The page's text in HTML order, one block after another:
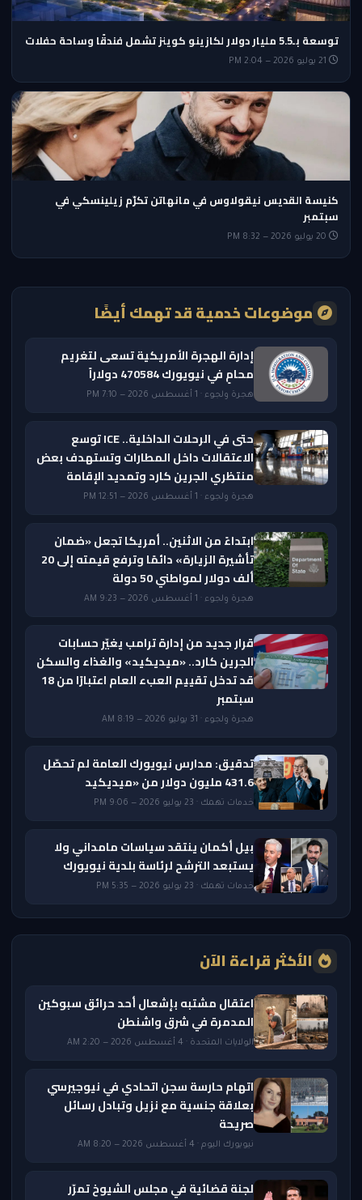
توسعة بـ5.5 مليار دولار لكازينو كوينز تشمل فندقًا وساحة حفلات
كنيسة القديس نيقولاوس في مانهاتن تكرّم زيلينسكي في
سبتمبر
موضوعات خدمية قد تهمك أيضًا
إدارة الهجرة الأمريكية تسعى لتغريم
محامٍ في نيويورك 470584 دولاراً
هجرة ولجوء · 1 أغسطس 2026 — 7:10 PM
حتى في الرحلات الداخلية.. ICE توسع
الاعتقالات داخل المطارات وتستهدف بعض
منتظري الجرين كارد وتمديد الإقامة
هجرة ولجوء · 1 أغسطس 2026 — 12:51 PM
ابتداءً من الاثنين.. أمريكا تجعل «ضمان
تأشيرة الزيارة» دائمًا وترفع قيمته إلى 20
ألف دولار لمواطني 50 دولة
هجرة ولجوء · 1 أغسطس 2026 — 9:23 AM
قرار جديد من إدارة ترامب يغيّر حسابات
الجرين كارد.. «ميديكيد» والغذاء والسكن
قد تدخل تقييم العبء العام اعتبارًا من 18
سبتمبر
هجرة ولجوء · 31 يوليو 2026 — 8:19 AM
تدقيق: مدارس نيويورك العامة لم تحصّل
431.6 مليون دولار من «ميديكيد
خدمات تهمك · 23 يوليو 2026 — 9:06 PM
بيل أكمان ينتقد سياسات مامداني ولا
يستبعد الترشح لرئاسة بلدية نيويورك
خدمات تهمك · 23 يوليو 2026 — 5:35 PM
الأكثر قراءة الآن
اعتقال مشتبه بإشعال أحد حرائق سبوكين
المدمرة في شرق واشنطن
الولايات المتحدة · 4 أغسطس 2026 — 2:20 AM
اتهام حارسة سجن اتحادي في نيوجيرسي
بعلاقة جنسية مع نزيل وتبادل رسائل
صريحة
نيويورك اليوم · 4 أغسطس 2026 — 8:20 AM
لجنة قضائية في مجلس الشيوخ تمرّر